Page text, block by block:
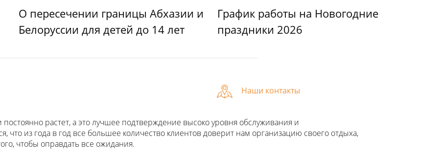
О пересечении границы Абхазии и
Белоруссии для детей до 14 лет
График работы на Новогодние
праздники 2026
Наши контакты
растет, а это лучшее подтверждение высоко уровня обслуживания и
что из года в год все большее количество клиентов доверит нам организацию своего отдыха,
чтобы оправдать все ожидания.